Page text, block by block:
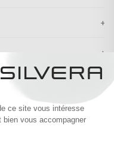
nos dernières actualités